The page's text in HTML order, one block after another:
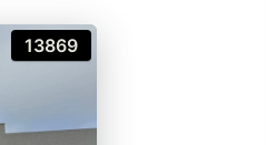
13869